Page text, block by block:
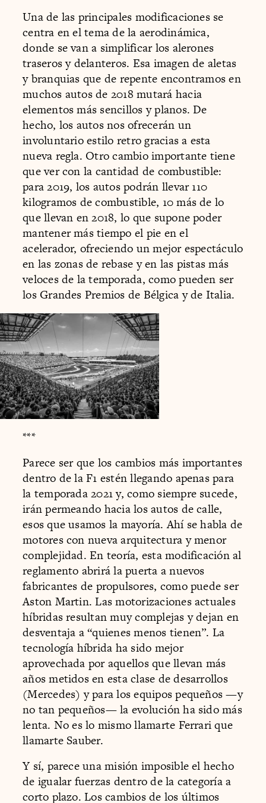
Una de las principales modificaciones se
centra en el tema de la aerodinámica,
donde se van a simplificar los alerones
traseros y delanteros. Esa imagen de aletas
y branquias que de repente encontramos en
muchos autos de 2018 mutará hacia
elementos más sencillos y planos. De
hecho, los autos nos ofrecerán un
involuntario estilo retro gracias a esta
nueva regla. Otro cambio importante tiene
que ver con la cantidad de combustible:
para 2019, los autos podrán llevar 110
kilogramos de combustible, 10 más de lo
que llevan en 2018, lo que supone poder
mantener más tiempo el pie en el
acelerador, ofreciendo un mejor espectáculo
en las zonas de rebase y en las pistas más
veloces de la temporada, como pueden ser
los Grandes Premios de Bélgica y de Italia.
***
Parece ser que los cambios más importantes
dentro de la F1 estén llegando apenas para
la temporada 2021 y, como siempre sucede,
irán permeando hacia los autos de calle,
esos que usamos la mayoría. Ahí se habla de
motores con nueva arquitectura y menor
complejidad. En teoría, esta modificación al
reglamento abrirá la puerta a nuevos
fabricantes de propulsores, como puede ser
Aston Martin. Las motorizaciones actuales
híbridas resultan muy complejas y dejan en
desventaja a “quienes menos tienen”. La
tecnología híbrida ha sido mejor
aprovechada por aquellos que llevan más
años metidos en esta clase de desarrollos
(Mercedes) y para los equipos pequeños —y
no tan pequeños— la evolución ha sido más
lenta. No es lo mismo llamarte Ferrari que
llamarte Sauber.
Y sí, parece una misión imposible el hecho
de igualar fuerzas dentro de la categoría a
corto plazo. Los cambios de los últimos